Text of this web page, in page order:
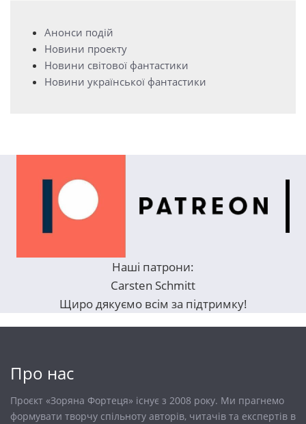
Анонси подій
Новини проекту
Новини світової фантастики
Новини української фантастики
Наші патрони:
Carsten Schmitt
Щиро дякуємо всім за підтримку!
Про нас
Проєкт «Зоряна Фортеця» існує з 2008 року. Ми прагнемо
формувати творчу спільноту авторів, читачів та експертів в